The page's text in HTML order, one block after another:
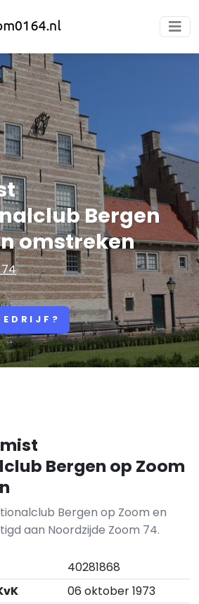
Bergen
omstreken
Bergen op Zoom
Bergen op Zoom en
aan Noordzijde Zoom 74.
40281868
06 oktober 1973